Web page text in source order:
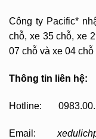
Công ty Pacific*
chỗ, xe 35 chỗ, xe
07 chỗ và xe 04
Thông tin liên hệ:
Hotline:
Email: